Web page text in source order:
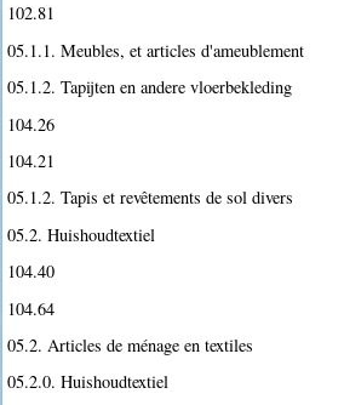
102.81
05.1.1. Meubles, et articles d'ameublement
05.1.2. Tapijten en andere vloerbekleding
104.26
104.21
05.1.2. Tapis et revêtements de sol divers
05.2. Huishoudtextiel
104.40
104.64
05.2. Articles de ménage en textiles
05.2.0. Huishoudtextiel